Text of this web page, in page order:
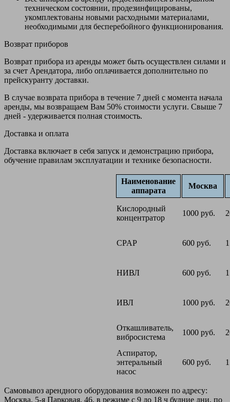
техническом состоянии, продезинфицированы,
укомплектованы новыми расходными материалами,
необходимыми для бесперебойного функционирования.
Возврат приборов
Возврат прибора из аренды может быть осуществлен силами и
за счет Арендатора, либо оплачивается дополнительно по
прейскуранту доставки.
В случае возврата прибора в течение 7 дней с момента начала
аренды, мы возвращаем Вам 50% стоимости услуги. Свыше 7
дней - удерживается полная стоимость.
Доставка и оплата
Доставка включает в себя запуск и демонстрацию прибора,
обучение правилам эксплуатации и технике безопасности.
Наименование
аппарата
Москва
Кислородный
концентратор
1000 руб.
CPAP 600 руб.
НИВЛ 600 руб.
ИВЛ 1000 руб.
Откашливатель,
вибросистема
1000 руб.
Аспиратор,
энтеральный
насос
600 руб.
Самовывоз арендного оборудования возможен по адресу:
Москва, 5-я Парковая, 46, в режиме с 9 до 18 ч будние дни, по